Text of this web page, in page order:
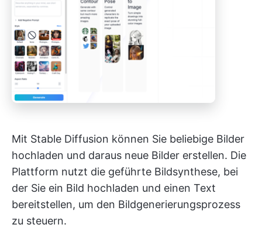
Mit Stable Diffusion können Sie beliebige Bilder
hochladen und daraus neue Bilder erstellen. Die
Plattform nutzt die geführte Bildsynthese, bei
der Sie ein Bild hochladen und einen Text
bereitstellen, um den Bildgenerierungsprozess
zu steuern.